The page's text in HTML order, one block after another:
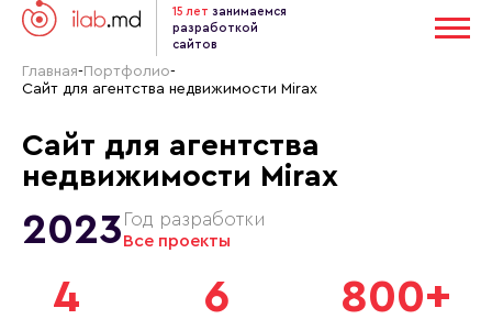
15 лет занимаемся
разработкой
сайтов
Главная- Портфолио-
Сайт для агентства недвижимости Mirax
Сайт для агентства
недвижимости Mirax
2023 Год разработки
Все проекты
4 6 800+